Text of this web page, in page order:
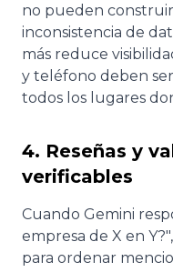
no pueden
inconsistencia de
más reduce
y teléfono deben
todos los lugares
4. Reseñas y
verificables
Cuando Gemini
empresa de X en
para ordenar